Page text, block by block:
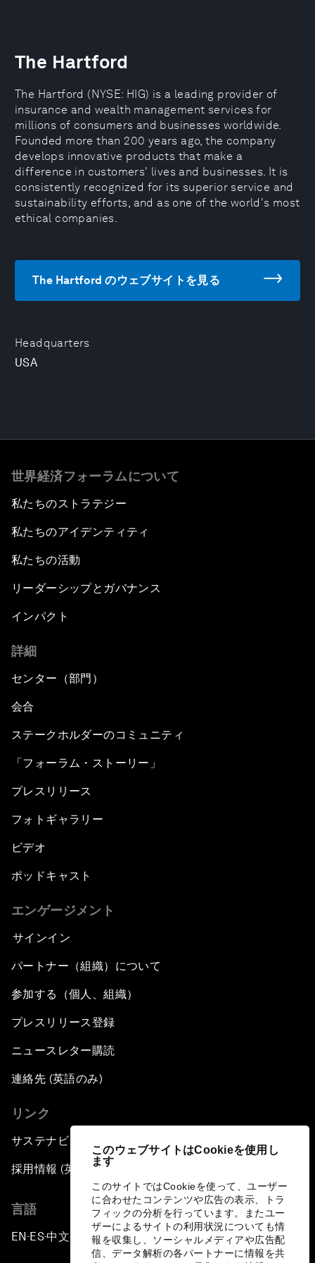
このウェブサイトはCookieを使用し
ます
このサイトではCookieを使って、ユーザー
に合わせたコンテンツや広告の表示、トラ
フィックの分析を行っています。またユー
ザーによるサイトの利用状況についても情
報を収集し、ソーシャルメディアや広告配
信、データ解析の各パートナーに情報を共
Headquarters
USA
The Hartford
The Hartford (NYSE: HIG) is a leading provider of
insurance and wealth management services for
millions of consumers and businesses worldwide.
Founded more than 200 years ago, the company
develops innovative products that make a
difference in customers' lives and businesses. It is
consistently recognized for its superior service and
sustainability efforts, and as one of the world's most
ethical companies.
The Hartford のウェブサイトを見る
世界経済フォーラムについて
私たちのストラテジー
私たちのアイデンティティ
私たちの活動
リーダーシップとガバナンス
インパクト
詳細
センター（部門）
会合
ステークホルダーのコミュニティ
「フォーラム・ストーリー」
プレスリリース
フォトギャラリー
ビデオ
ポッドキャスト
エンゲージメント
サインイン
パートナー（組織）について
参加する（個人、組織）
プレスリリース登録
ニュースレター購読
連絡先 (英語のみ)
リンク
サステナビリティへの取り組み
採用情報 (英語のみ)
言語
EN ▪ES▪中文▪ 日本語